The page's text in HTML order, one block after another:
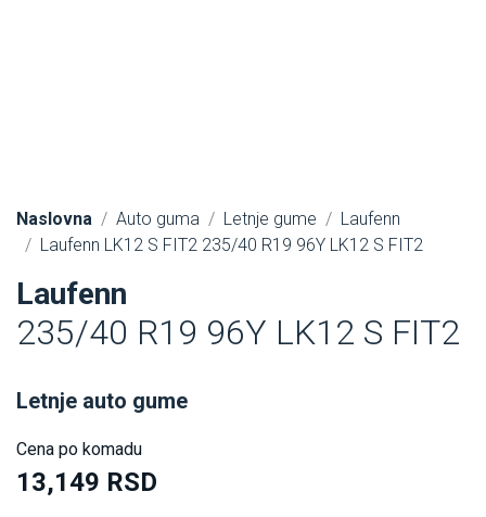
Naslovna Auto guma Letnje gume
Laufenn
Laufenn LK12 S FIT2 235/40 R19 96Y LK12 S FIT2
Laufenn
235/40 R19 96Y LK12 S FIT2
Letnje auto gume
Cena po komadu
13,149 RSD